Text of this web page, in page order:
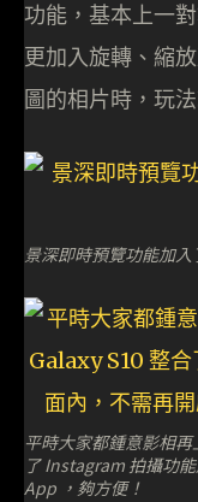
功能，基本上一
更加入旋轉、縮
圖的相片時，玩
景深即時預覽功能加
平時大家都鍾意影相
了 Instagram 拍攝功
App ，夠方便！